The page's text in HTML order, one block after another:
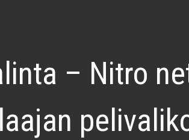
– Nitro